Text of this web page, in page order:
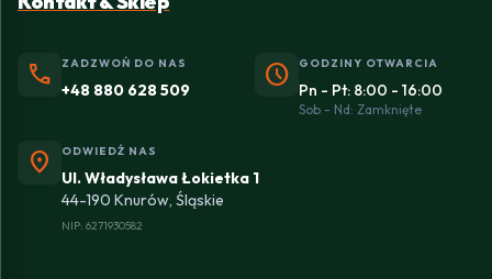
phone ZADZWOŃ DO NAS
+48 880 628 509 schedule GODZINY OTWARCIA
Pn - Pt: 8:00 - 16:00
Sob - Nd: Zamknięte
location_on ODWIEDŹ NAS
Ul. Władysława Łokietka 1
44-190 Knurów, Śląskie
NIP: 6271930582